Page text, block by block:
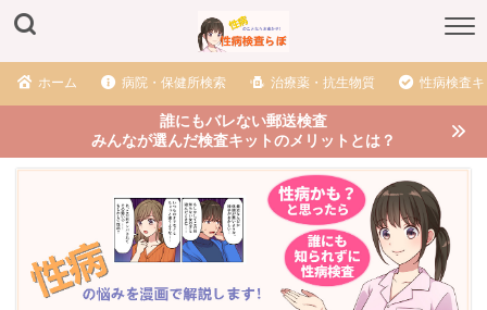
ホーム 病院・保健所検索 治療薬・抗生物質 性病検査
誰にもバレない郵送検査
みんなが選んだ検査キットのメリットとは？